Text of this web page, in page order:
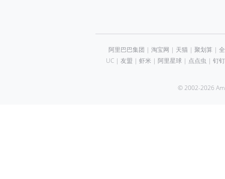
阿里巴巴集团 | 淘宝网 | 天猫| 聚划算 |
UC| 友盟 | 虾米 | 阿里星球| 点点虫 | 钉钉
© 2002-2026